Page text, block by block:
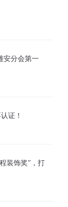
安分会第一
证！
装饰奖”，打